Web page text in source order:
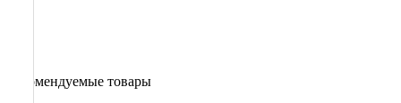
Рекомендуемые товары